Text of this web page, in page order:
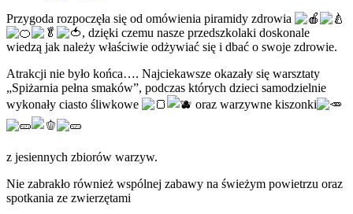
Przygoda rozpoczęła się od omówienia piramidy zdrowia
, dzięki czemu nasze przedszkolaki doskonale
wiedzą jak należy właściwie odżywiać się i dbać o swoje zdrowie.
Atrakcji nie było końca…. Najciekawsze okazały się warsztaty
„Spiżarnia pełna smaków”, podczas których dzieci samodzielnie
wykonały ciasto śliwkowe
oraz warzywne kiszonki
z jesiennych zbiorów warzyw.
Nie zabrakło również wspólnej zabawy na świeżym powietrzu oraz
spotkania ze zwierzętami